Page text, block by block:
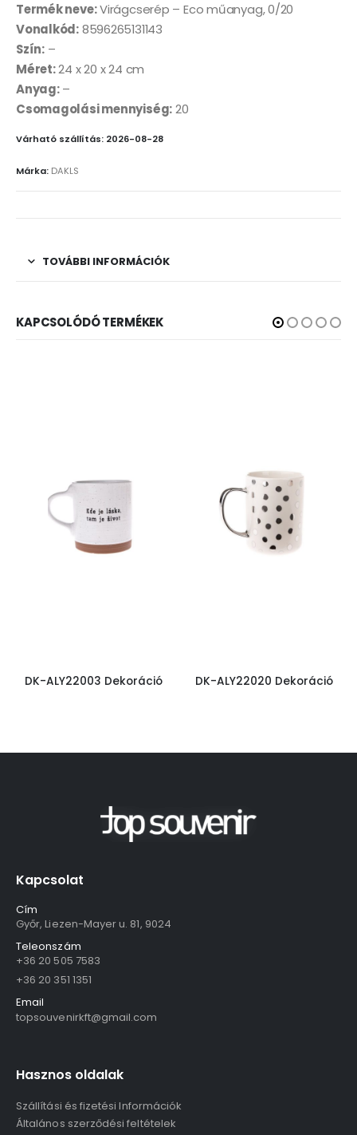
Termék neve:Virágcserép – Eco műanyag, 0/20
Vonalkód:8596265131143
Szín:–
Méret:24 x 20 x 24 cm
Anyag:–
Csomagolási mennyiség:20
Várható szállítás: 2026-08-28
Márka: DAKLS
TOVÁBBI INFORMÁCIÓK
KAPCSOLÓDÓ TERMÉKEK
DK-ALY22003 Dekoráció DK-ALY22020 Dekoráció
Kapcsolat
Cím
Győr, Liezen-Mayer u. 81, 9024
Teleonszám
+36 20 505 7583
+36 20 351 1351
Email
topsouvenirkft@gmail.com
Hasznos oldalak
Szállítási és fizetési Információk
Általános szerződési feltételek